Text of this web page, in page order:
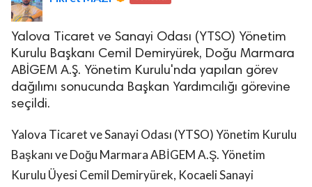
Yalova Ticaret ve Sanayi Odası (YTSO) Yönetim
Kurulu Başkanı Cemil Demiryürek, Doğu Marmara
ABİGEM A.Ş. Yönetim Kurulu'nda yapılan görev
dağılımı sonucunda Başkan Yardımcılığı görevine
seçildi.
Yalova Ticaret ve Sanayi Odası (YTSO) Yönetim Kurulu
Başkanı ve Doğu Marmara ABİGEM A.Ş. Yönetim
Kurulu Üyesi Cemil Demiryürek, Kocaeli Sanayi